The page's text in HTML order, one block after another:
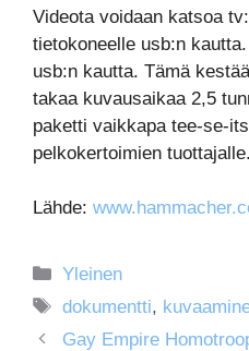
Videota voidaan katsoa
tietokoneelle usb:n
usb:n kautta. Tämä
takaa kuvausaikaa 2,5
paketti vaikkapa tee-se-
pelkokertoimien tuottajalle.
Lähde:
Kategoriat
Yleinen
Avainsanat
dokumentti,
Gay Empire